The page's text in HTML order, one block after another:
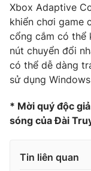
Xbox Adaptive
khiển chơi game
cổng cắm có thể
nút chuyển đổi
có thể dễ dàng
sử dụng
* Mời quý độc
sóng của Đài
Tin liên quan